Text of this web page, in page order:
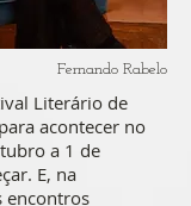
Fernando Rabelo
Literário de
acontecer no
a 1 de
E, na
encontros